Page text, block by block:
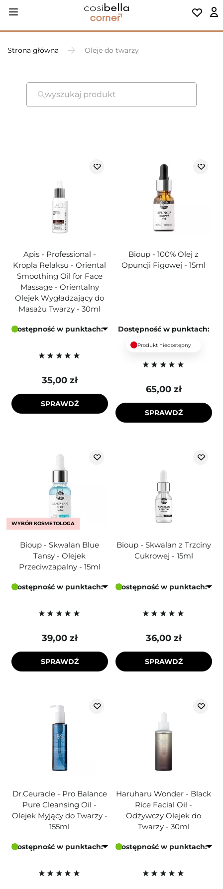
Strona główna Oleje do twarzy
wyszukaj produkt
Apis - Professional -
Kropla Relaksu - Oriental
Smoothing Oil for Face
Massage - Orientalny
Olejek Wygładzający do
Masażu Twarzy - 30ml
Dostępność w punktach:
35,00 zł
SPRAWDŹ
Bioup - 100% Olej z
Opuncji Figowej - 15ml
Dostępność w punktach:
Produkt niedostępny
65,00 zł
SPRAWDŹ
WYBÓR KOSMETOLOGA
Bioup - Skwalan Blue
Tansy - Olejek
Przeciwzapalny - 15ml
Dostępność w punktach:
39,00 zł
SPRAWDŹ
Bioup - Skwalan z Trzciny
Cukrowej - 15ml
Dostępność w punktach:
36,00 zł
SPRAWDŹ
Dr.Ceuracle - Pro Balance
Pure Cleansing Oil -
Olejek Myjący do Twarzy -
155ml
Dostępność w punktach:
Haruharu Wonder - Black
Rice Facial Oil -
Odżywczy Olejek do
Twarzy - 30ml
Dostępność w punktach: